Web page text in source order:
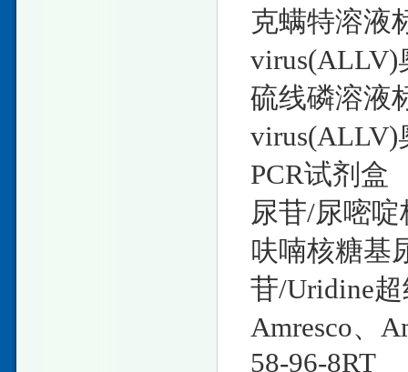
克螨特溶
virus(ALLV)
硫线磷溶
virus(ALLV)
PCR试剂盒
尿苷/尿嘧
呋喃核糖基
苷/Uridine
Amresco、
58-96-8RT